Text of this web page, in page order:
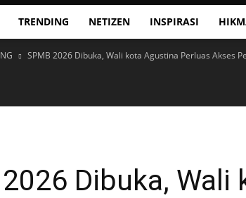
TRENDING NETIZEN INSPIRASI
SPMB 2026 Dibuka, Wali kota Agustina Perluas Akses
Dibuka, Wali